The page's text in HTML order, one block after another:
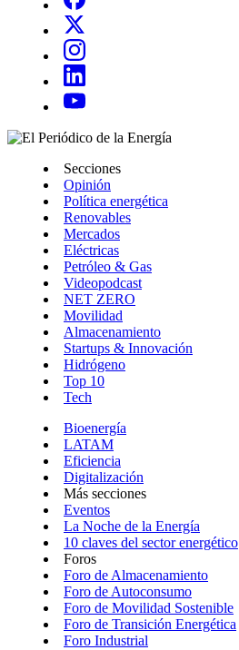
Secciones
Opinión
Política energética
Renovables
Mercados
Eléctricas
Petróleo & Gas
Videopodcast
NET ZERO
Movilidad
Almacenamiento
Startups & Innovación
Hidrógeno
Top 10
Tech
Bioenergía
LATAM
Eficiencia
Digitalización
Más secciones
Eventos
La Noche de la Energía
10 claves del sector energético
Foros
Foro de Almacenamiento
Foro de Autoconsumo
Foro de Movilidad Sostenible
Foro de Transición Energética
Foro Industrial